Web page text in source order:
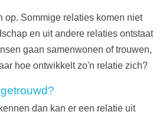
op. Sommige relaties komen niet
en uit andere relaties ontstaat
gaan samenwonen of trouwen,
hoe ontwikkelt zo'n relatie zich?
dan kan er een relatie uit